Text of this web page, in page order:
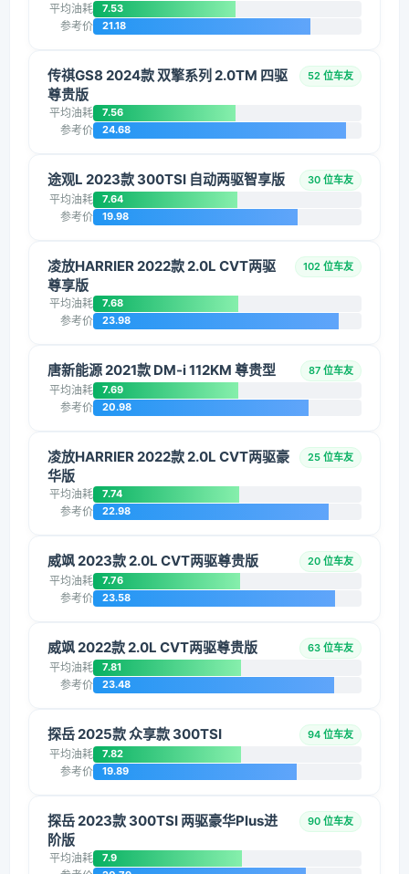
平均油耗 7.53
参考价 21.18
传祺GS8 2024款 双擎系列 2.0TM 四驱
尊贵版
52 位车友
平均油耗 7.56
参考价 24.68
途观L 2023款 300TSI 自动两驱智享版 30 位车友
平均油耗 7.64
参考价 19.98
凌放HARRIER 2022款 2.0L CVT两驱
尊享版
102 位车友
平均油耗 7.68
参考价 23.98
唐新能源 2021款 DM-i 112KM 尊贵型 87 位车友
平均油耗 7.69
参考价 20.98
凌放HARRIER 2022款 2.0L CVT两驱豪
华版
25 位车友
平均油耗 7.74
参考价 22.98
威飒 2023款 2.0L CVT两驱尊贵版 20 位车友
平均油耗 7.76
参考价 23.58
威飒 2022款 2.0L CVT两驱尊贵版 63 位车友
平均油耗 7.81
参考价 23.48
探岳 2025款 众享款 300TSI 94 位车友
平均油耗 7.82
参考价 19.89
探岳 2023款 300TSI 两驱豪华Plus进
阶版
90 位车友
平均油耗 7.9